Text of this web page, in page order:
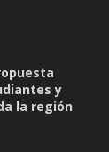
y
la región